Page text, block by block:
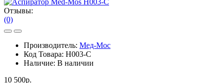
Отзывы:
(0)
Производитель: Мед-Мос
Код Товара: Н003-C
Наличие: В наличии
10 500р.